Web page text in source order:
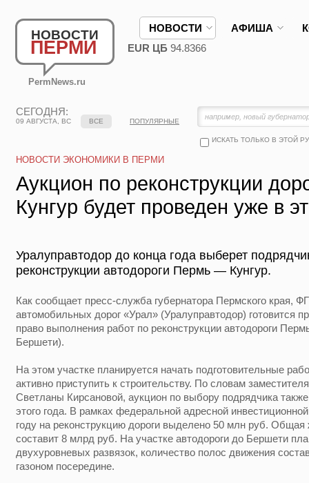
НОВОСТИ
ПЕРМИ
PermNews.ru
НОВОСТИ АФИША
EUR ЦБ 94.8366
СЕГОДНЯ:
09 АВГУСТА, ВС
ИСКАТЬ ТОЛЬКО В ЭТОЙ
ВСЕ ПОПУЛЯРНЫЕ
НОВОСТИ ЭКОНОМИКИ В ПЕРМИ
Аукцион по реконструкции
Кунгур будет проведен уже в
Уралуправтодор до конца года выберет
реконструкции автодороги Пермь — Кунгур.
Как сообщает пресс-служба губернатора Пермского края,
автомобильных дорог «Урал» (Уралуправтодор) готовится
право выполнения работ по реконструкции автодороги
Бершети).
На этом участке планируется начать подготовительные
активно приступить к строительству. По словам
Светланы Кирсановой, аукцион по выбору подрядчика
этого года. В рамках федеральной адресной
году на реконструкцию дороги выделено 50 млн руб. Общая
составит 8 млрд руб. На участке автодороги до Бершети
двухуровневых развязок, количество полос движения
газоном посередине.